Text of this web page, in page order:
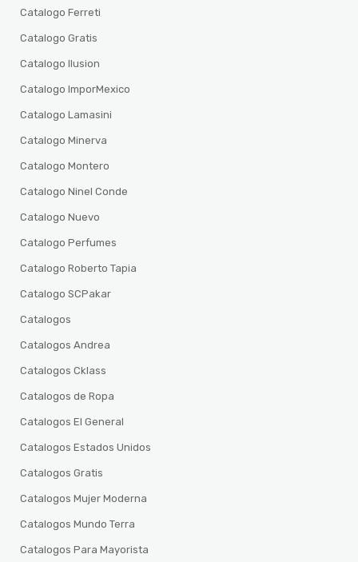
Catalogo Ferreti
Catalogo Gratis
Catalogo Ilusion
Catalogo ImporMexico
Catalogo Lamasini
Catalogo Minerva
Catalogo Montero
Catalogo Ninel Conde
Catalogo Nuevo
Catalogo Perfumes
Catalogo Roberto Tapia
Catalogo SCPakar
Catalogos
Catalogos Andrea
Catalogos Cklass
Catalogos de Ropa
Catalogos El General
Catalogos Estados Unidos
Catalogos Gratis
Catalogos Mujer Moderna
Catalogos Mundo Terra
Catalogos Para Mayorista